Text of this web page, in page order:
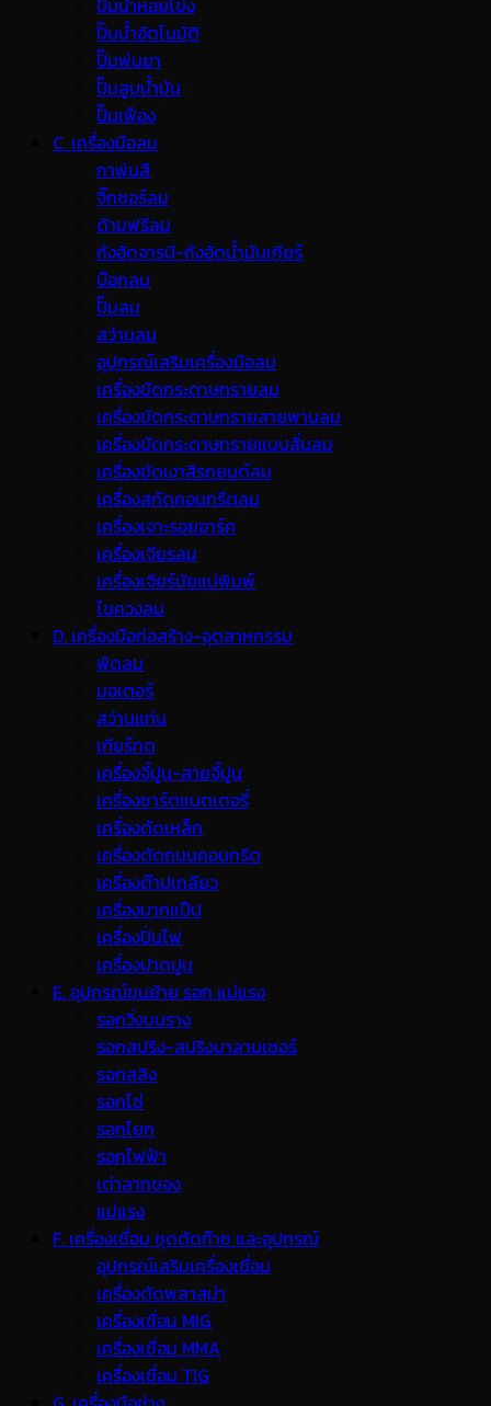
ปั๊มน้ำหอยโข่ง
ปั๊มน้ำอัตโนมัติ
ปั๊มพ่นยา
ปั๊มสูบน้ำมัน
ปั๊มเฟือง
C. เครื่องมือลม
กาพ่นสี
จิ๊กซอร์ลม
ด้ามฟรีลม
ถังอัดจารบี-ถังอัดน้ำมันเกียร์
บ๊อกลม
ปั๊มลม
สว่านลม
อุปกรณ์เสริมเครื่องมือลม
เครื่องขัดกระดาษทรายลม
เครื่องขัดกระดาษทรายสายพานลม
เครื่องขัดกระดาษทรายแบบสั่นลม
เครื่องขัดเงาสีรถยนต์ลม
เครื่องสกัดคอนกรีตลม
เครื่องเจาะรอยอาร์ค
เครื่องเจียรลม
เครื่องเจียร์นัยแม่พิมพ์
ไขควงลม
D. เครื่องมือก่อสร้าง-อุตสาหกรรม
พ้ดลม
มอเตอร์
สว่านแท่น
เกียร์ทด
เครื่องจี้ปูน-สายจี้ปูน
เครื่องชาร์ตแบตเตอรี่
เครื่องดัดเหล็ก
เครื่องตัดถนนคอนกรีต
เครื่องต๊าปเกลียว
เครื่องบากแป๊ป
เครื่องปั่นไฟ
เครื่องปาดปูน
E. อุปกรณ์ขนย้าย รอก แม่แรง
รอกวิ่งบนราง
รอกสปริง-สปริงบาลานเซอร์
รอกสลิง
รอกโซ่
รอกโยก
รอกไฟฟ้า
เต่าลากของ
แม่แรง
F. เครื่องเชื่อม ชุดตัดก๊าซ และอุปกรณ์
อุปกรณ์เสริมเครื่องเชื่อม
เครื่องตัดพลาสม่า
เครื่องเชื่อม MIG
เครื่องเชื่อม MMA
เครื่องเชื่อม TIG